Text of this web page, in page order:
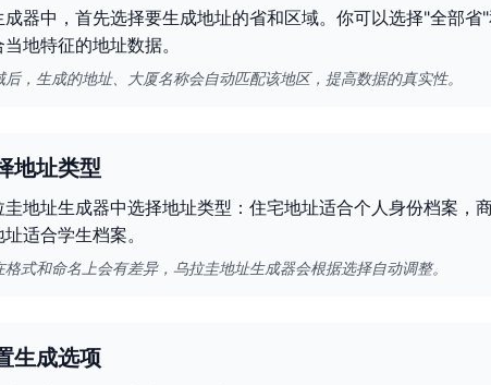
器中，首先选择要生成地址的省和区域。你可以选择"全部
地特征的地址数据。
，生成的地址、大厦名称会自动匹配该地区，提高数据的真实性。
地址类型
地址生成器中选择地址类型：住宅地址适合个人身份档案，
适合学生档案。
式和命名上会有差异，乌拉圭地址生成器会根据选择自动调整。
生成选项